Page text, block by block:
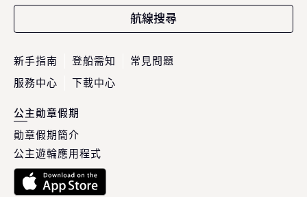
航線搜尋
新手指南 登船需知
常見問題
服務中心
下載中心
公主勛章假期
勛章假期簡介
公主遊輪應用程式